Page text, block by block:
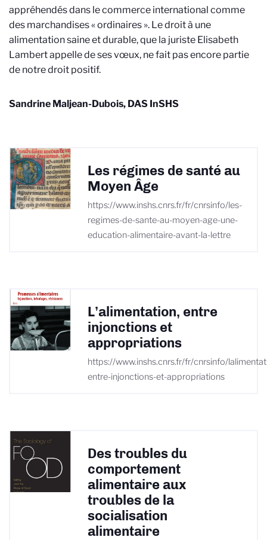
appréhendés dans le commerce international comme
des marchandises « ordinaires ». Le droit à une
alimentation saine et durable, que la juriste Elisabeth
Lambertappelle de ses vœux, ne fait pas encore partie
de notre droit positif.
Sandrine Maljean-Dubois, DAS InSHS
Les régimes de santé au
Moyen Âge
https://www.inshs.cnrs.fr/fr/cnrsinfo/les-
regimes-de-sante-au-moyen-age-une-
education-alimentaire-avant-la-lettre
L’alimentation, entre
injonctions et
appropriations
https://www.inshs.cnrs.fr/fr/cnrsinfo/
entre-injonctions-et-appropriations
Des troubles du
comportement
alimentaire aux
troubles de la
socialisation
alimentaire